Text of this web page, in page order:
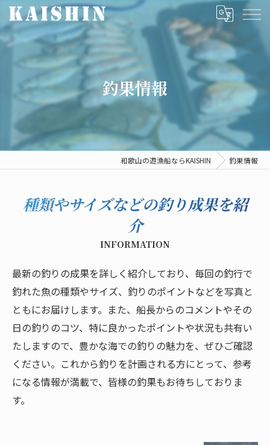
釣果情報
和歌山の遊漁船ならKAISHIN 釣果情報
種類やサイズなどの釣り成果を紹
介
INFORMATION
最新の釣りの成果を詳しく紹介しており、毎回の釣行で
釣れた魚の種類やサイズ、釣りのポイントなどを写真と
ともにお届けします。また、船長からのコメントやその
日の釣りのコツ、特に良かったポイントや状況も共有い
たしますので、豊かな海での釣りの魅力を、ぜひご確認
ください。これから釣りを計画される方にとって、参考
になる情報が満載で、皆様の釣果もお待ちしておりま
す。